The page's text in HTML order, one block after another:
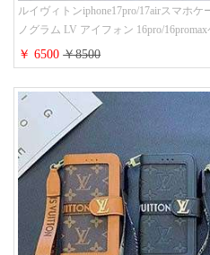
ルイヴィトンiphone17pro/17airスマホ
ノグラム LV アイフォン 16pro/
ンド iPhone 15/14/13 proケース 手帳型
￥ 6500￥8500